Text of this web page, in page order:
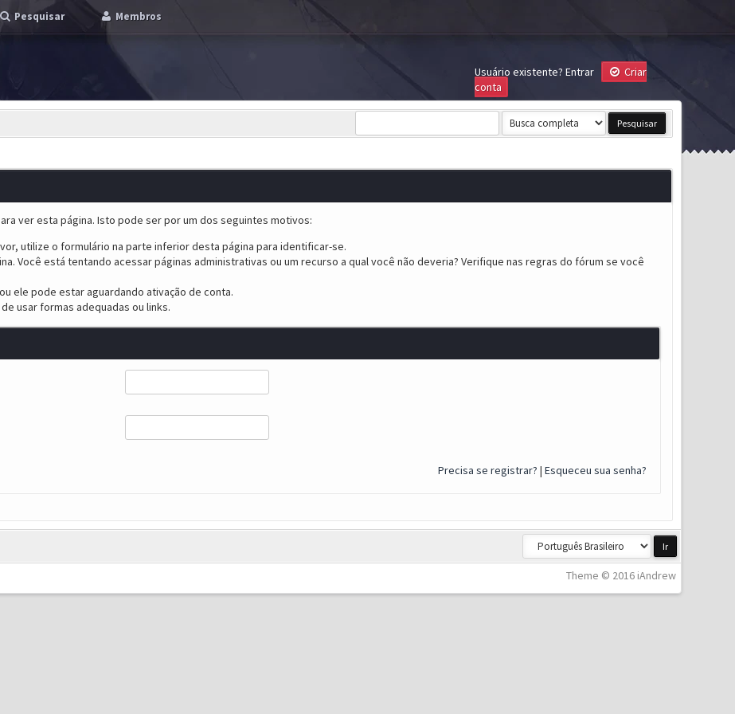
Pesquisar Membros
Usuário existente? Entrar
Criar
conta
ver esta página. Isto pode ser por um dos seguintes motivos:
utilize o formulário na parte inferior desta página para identificar-se.
Você está tentando acessar páginas administrativas ou um recurso a qual você não deveria? Verifique nas regras do fórum se você
ele pode estar aguardando ativação de conta.
usar formas adequadas ou links.
Precisa se registrar? | Esqueceu sua senha?
Theme © 2016 iAndrew